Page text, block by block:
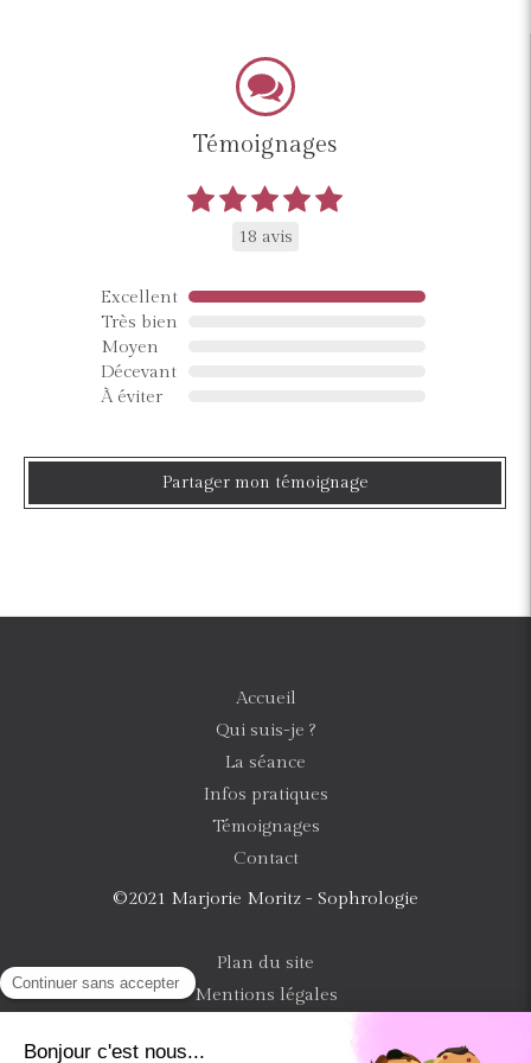
Témoignages
18 avis
Excellent
Très bien
Moyen
Décevant
À éviter
Partager mon témoignage
Accueil
Qui suis-je ?
La séance
Infos pratiques
Témoignages
Contact
©2021 Marjorie Moritz - Sophrologie
Plan du site
Mentions légales